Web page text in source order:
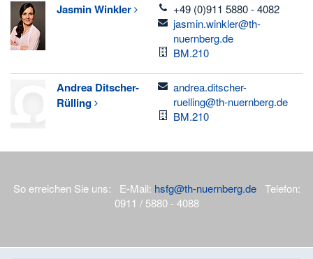
JasminWinkler telefon
+49 (0)911 5880 - 4082
email
jasmin.winkler@th-
nuernberg.de
Raum
BM.210
Andrea Ditscher-
Rülling
email
andrea.ditscher-
ruelling@th-nuernberg.de
Raum
BM.210
So erreichen Sie uns: E-Mail: hsfg@th-nuernberg.deTelefon:
0911 / 5880 - 4088